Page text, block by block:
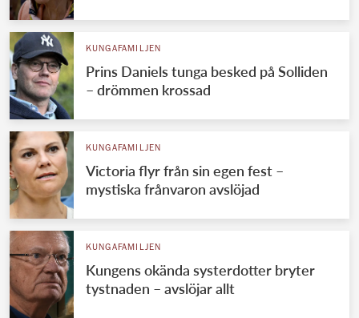
KUNGAFAMILJEN
Prins Daniels tunga besked på Solliden
– drömmen krossad
KUNGAFAMILJEN
Victoria flyr från sin egen fest –
mystiska frånvaron avslöjad
KUNGAFAMILJEN
Kungens okända systerdotter bryter
tystnaden – avslöjar allt